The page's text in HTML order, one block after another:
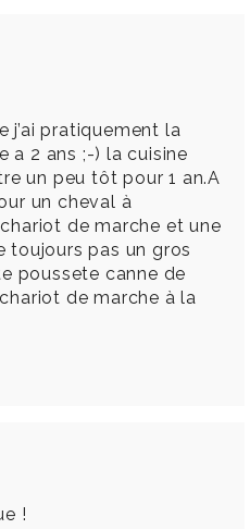
j’ai pratiquement la
a 2 ans ;-) la cuisine
un peu tôt pour 1 an.A
un cheval à
de marche et une
toujours pas un gros
poussete canne de
de marche à la
!